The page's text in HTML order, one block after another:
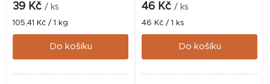
39 Kč / ks
Měrná
cena:
105,41 Kč / 1 kg
Do košíku
46 Kč / ks
Měrná
cena:
46 Kč / 1 ks
Do košíku